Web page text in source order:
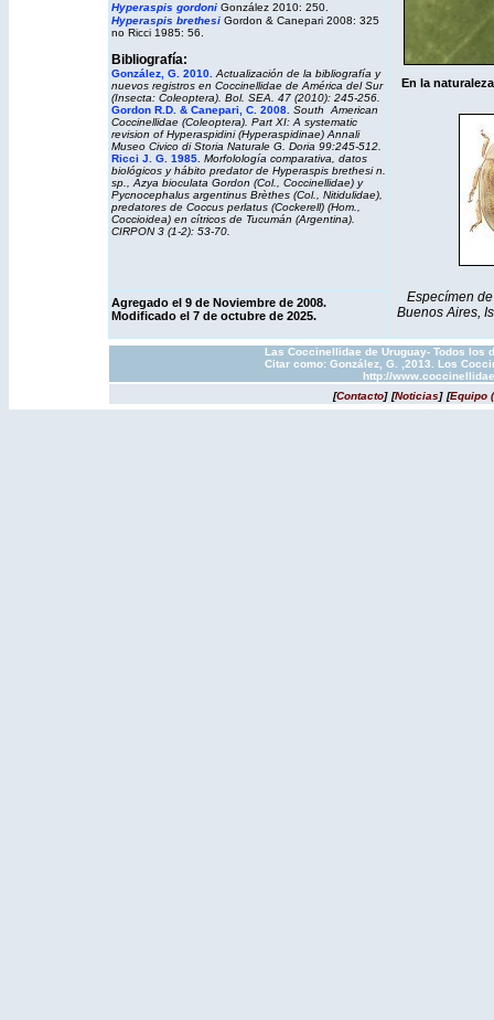
Hyperaspis gordoni González 2010: 250.
Hyperaspis brethesi Gordon & Canepari 2008: 325
no Ricci 1985: 56.
Bibliografía:
González, G. 2010. Actualización de la bibliografía y
nuevos registros en Coccinellidae de América del Sur
(Insecta: Coleoptera). Bol. SEA. 47 (2010): 245-256.
Gordon R.D. & Canepari, C. 2008. South American
Coccinellidae (Coleoptera). Part XI: A systematic
revision of Hyperaspidini (Hyperaspidinae) Annali
Museo Civico di Storia Naturale G. Doria 99:245-512.
Ricci J. G. 1985. Morfolología comparativa, datos
biológicos y hábito predator de Hyperaspis brethesi n.
sp., Azya bioculata Gordon (Col., Coccinellidae) y
Pycnocephalus argentinus Brèthes (Col., Nitidulidae),
predatores de Coccus perlatus (Cockerell) (Hom.,
Coccioidea) en cítricos de Tucumán (Argentina).
CIRPON 3 (1-2): 53-70.
En la
Especímen
Buenos Aires,
Agregado el 9 de Noviembre de 2008.
Modificado el 7 de octubre de 2025.
Las Coccinellidae de Uruguay- Todos los
Citar como: González, G. ,2013. Los
http://
[Contacto] [Noticias] [Equipo